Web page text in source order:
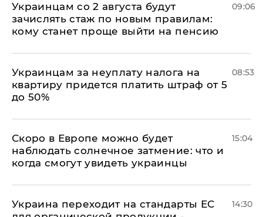
Украинцам со 2 августа будут
зачислять стаж по новым правилам:
кому станет проще выйти на пенсию
09:06
Украинцам за неуплату налога на
квартиру придется платить штраф от 5
до 50%
08:53
Скоро в Европе можно будет
наблюдать солнечное затмение: что и
когда смогут увидеть украинцы
15:04
Украина переходит на стандарты ЕС
14:30